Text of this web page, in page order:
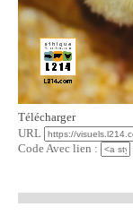
Télécharger
URL
Code Avec lien :